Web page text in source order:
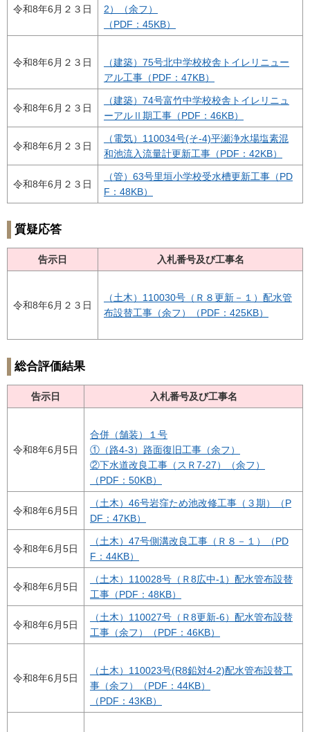
令和8年6月２３日
2）（余フ）
（PDF：45KB）
令和8年6月２３日
（建築）75号北中学校校舎トイレリニュー
アル工事 （PDF：47KB）
令和8年6月２３日
（建築）74号富竹中学校校舎トイレリニュ
ーアルⅡ期工事（PDF：46KB）
令和8年6月２３日
（電気）110034号(そ-4)平瀬浄水場塩素混
和池流入流量計更新工事（PDF：42KB）
令和8年6月２３日
（管）63号里垣小学校受水槽更新工事（PD
F：48KB）
質疑応答
告示日 入札番号及び工事名
令和8年6月２３日
（土木）110030号（Ｒ８更新－１）配水管
布設替工事（余フ）（PDF：425KB）
総合評価結果
告示日 入札番号及び工事名
令和8年6月5日
合併（舗装）１号
①（路4-3）路面復旧工事（余フ）
②下水道改良工事（スＲ7-27）（余フ）
（PDF：50KB）
令和8年6月5日
（土木）46号岩窪ため池改修工事（３期）（P
DF：47KB）
令和8年6月5日
（土木）47号側溝改良工事（Ｒ８－１）（PD
F：44KB）
令和8年6月5日
（土木）110028号（Ｒ8広中-1）配水管布設替
工事（PDF：48KB）
令和8年6月5日
（土木）110027号（Ｒ8更新-6）配水管布設替
工事（余フ）（PDF：46KB）
令和8年6月5日
（土木）110023号(R8鉛対4-2)配水管布設替工
事（余フ）（PDF：44KB）
（PDF：43KB）